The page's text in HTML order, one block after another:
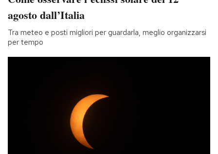
agosto dall’Italia
Tra meteo e posti migliori per guardarla, meglio organizzarsi
per tempo